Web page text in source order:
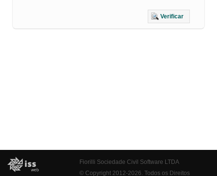
Verificar
Fiorilli Sociedade Civil Software LTDA
© Copyright 2012-2026. Todos os Direitos